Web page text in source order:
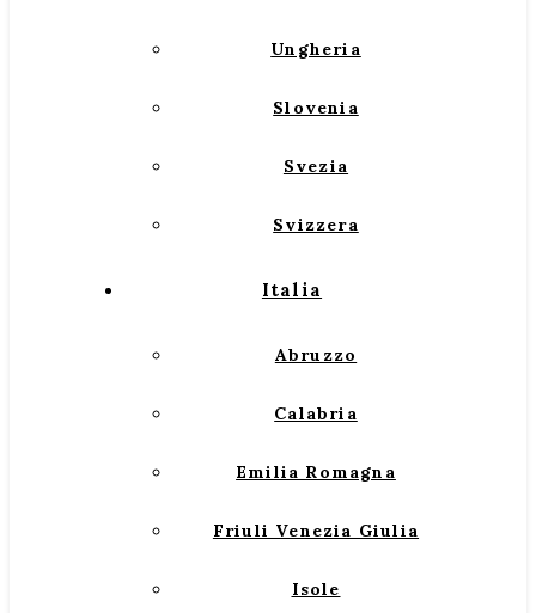
Ungheria
Slovenia
Svezia
Svizzera
Italia
Abruzzo
Calabria
Emilia Romagna
Friuli Venezia Giulia
Isole